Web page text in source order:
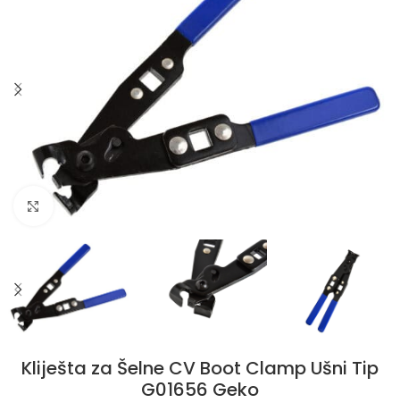
Klikni da uvećaš
Kliješta za Šelne CV Boot Clamp Ušni Tip
G01656 Geko